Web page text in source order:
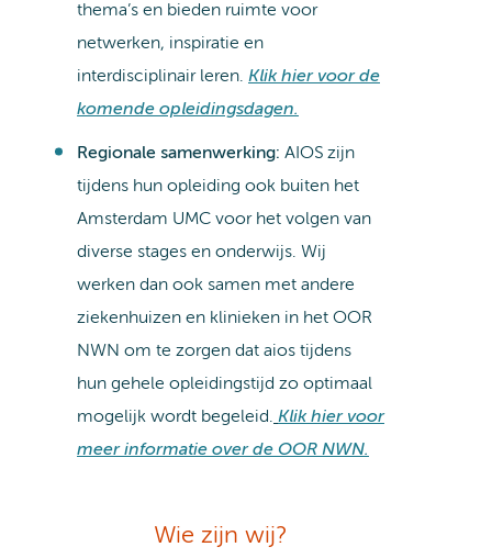
thema’s en bieden ruimte voor
netwerken, inspiratie en
interdisciplinair leren. Klik hier voor de
komende opleidingsdagen.
Regionale samenwerking: AIOS zijn
tijdens hun opleiding ook buiten het
Amsterdam UMC voor het volgen van
diverse stages en onderwijs. Wij
werken dan ook samen met andere
ziekenhuizen en klinieken in het OOR
NWN om te zorgen dat aios tijdens
hun gehele opleidingstijd zo optimaal
mogelijk wordt begeleid. Klik hier voor
meer informatie over de OOR NWN.
Wie zijn wij?